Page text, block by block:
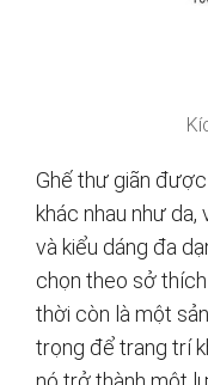
Ghế thư giãn
khác nhau như da,
và kiểu dáng đa
chọn theo sở
thời còn là một
trọng để trang trí